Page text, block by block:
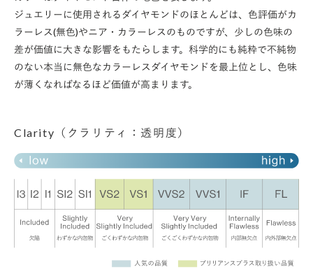
ジュエリーに使用されるダイヤモンドのほとんどは、色評価がカ
ラーレス(無色)やニア・カラーレスのものですが、少しの色味の
差が価値に大きな影響をもたらします。科学的にも純粋で不純物
のない本当に無色なカラーレスダイヤモンドを最上位とし、色味
が薄くなればなるほど価値が高まります。
Clarity（クラリティ：透明度）